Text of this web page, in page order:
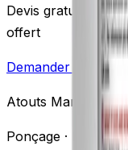
Devis gratuit ·
offert
Demander un devis
Atouts Marbres
Ponçage ·